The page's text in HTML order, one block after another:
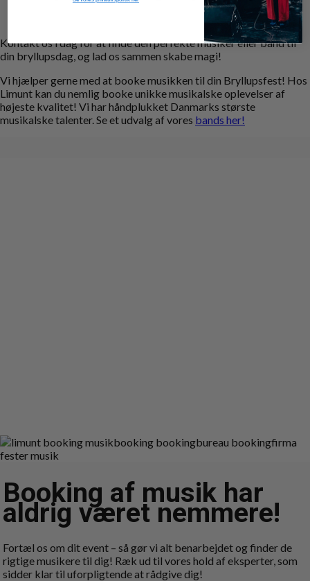
Kontakt os i dag for at finde den perfekte musiker eller band til
din bryllupsdag, og lad os sammen skabe magi!
Vi hjælper gerne med at booke musikken til din Bryllupsfest! Hos
Limunt kan du nemlig booke unikke musikalske oplevelser af
højeste kvalitet! Vi har håndplukket Danmarks største
musikalske talenter. Se et udvalg af vores bands her!
Booking af musik har
aldrig været nemmere!
Fortæl os om dit event – så gør vi alt benarbejdet og finder de
rigtige musikere til dig! Ræk ud til vores hold af eksperter, som
sidder klar til uforpligtende at rådgive dig!